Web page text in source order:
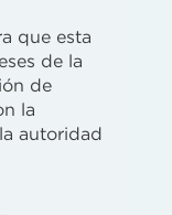
que esta
de la
de
la
autoridad